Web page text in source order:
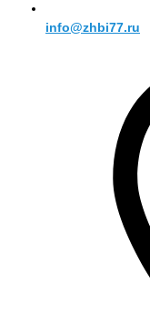
info@zhbi77.ru